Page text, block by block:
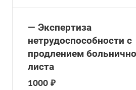
— Экспертиза
нетрудоспособности с
продлением
листа
1000 ₽